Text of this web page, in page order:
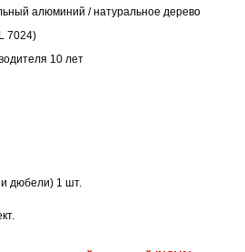
алюминий / натуральное дерево
7024)
10 лет
дюбели) 1 шт.